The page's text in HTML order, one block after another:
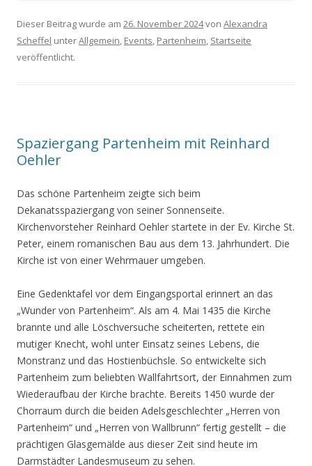
Dieser Beitrag wurde am 26. November 2024von Alexandra
Scheffel unterAllgemein, Events, Partenheim, Startseite
veröffentlicht.
Spaziergang Partenheim mit Reinhard
Oehler
Das schöne Partenheim zeigte sich beim
Dekanatsspaziergang von seiner Sonnenseite.
Kirchenvorsteher Reinhard Oehler startete in der Ev. Kirche St.
Peter, einem romanischen Bau aus dem 13. Jahrhundert. Die
Kirche ist von einer Wehrmauer umgeben.
Eine Gedenktafel vor dem Eingangsportal erinnert an das
„Wunder von Partenheim“. Als am 4. Mai 1435 die Kirche
brannte und alle Löschversuche scheiterten, rettete ein
mutiger Knecht, wohl unter Einsatz seines Lebens, die
Monstranz und das Hostienbüchsle. So entwickelte sich
Partenheim zum beliebten Wallfahrtsort, der Einnahmen zum
Wiederaufbau der Kirche brachte. Bereits 1450 wurde der
Chorraum durch die beiden Adelsgeschlechter „Herren von
Partenheim“ und „Herren von Wallbrunn“ fertig gestellt – die
prächtigen Glasgemälde aus dieser Zeit sind heute im
Darmstädter Landesmuseum zu sehen.